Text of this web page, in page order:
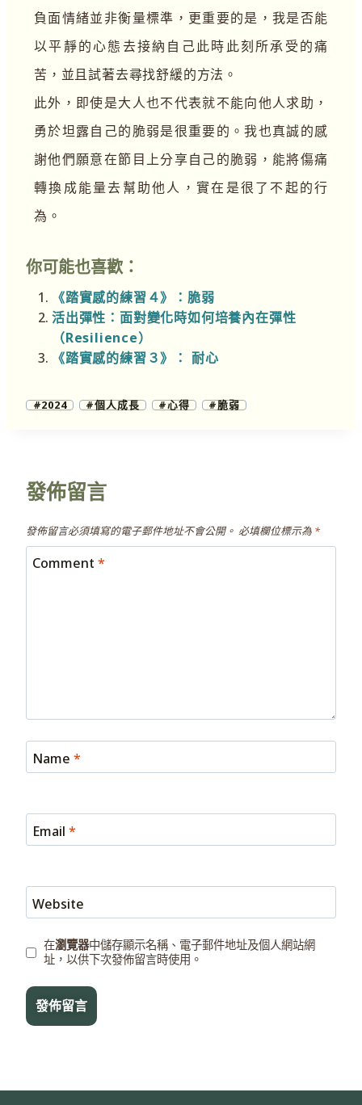
負面情緒並非衡量標準，更重要的是，我是否能
以平靜的心態去接納自己此時此刻所承受的痛
苦，並且試著去尋找舒緩的方法。
此外，即使是大人也不代表就不能向他人求助，
勇於坦露自己的脆弱是很重要的。我也真誠的感
謝他們願意在節目上分享自己的脆弱，能將傷痛
轉換成能量去幫助他人，實在是很了不起的行
為。
你可能也喜歡：
《踏實感的練習４》：脆弱
活出彈性：面對變化時如何培養內在彈性
（Resilience）
《踏實感的練習３》： 耐心
#2024 #個人成長 #心得 #脆弱
發佈留言
發佈留言必須填寫的電子郵件地址不會公開。 必填欄位標示為 *
Comment *
Name *
Email *
Website
在瀏覽器中儲存顯示名稱、電子郵件地址及個人網站網
址，以供下次發佈留言時使用。